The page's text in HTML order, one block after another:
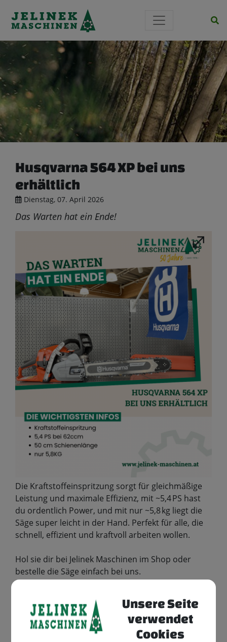
Husqvarna 564 XP bei uns
erhältlich
Dienstag, 07. April 2026
Das Warten hat ein Ende!
Die Kraftstoffeinspritzung sorgt für gleichmäßige
Leistung und maximale Effizienz, mit ~5,4 PS hast
du ordentlich Power, und mit nur ~5,8 kg liegt die
Säge super leicht in der Hand. Perfekt für alle, die
schnell, effizient und kraftvoll arbeiten wollen.
Hol sie dir bei Jelinek Maschinen im Shop oder
bestelle die Säge einfach bei uns.
Gewerbepark 1, 3332 Rosenau am Sonntagberg
verkauf@jelinek-maschinen.at
Teile den Artikel
Unsere Seite
verwendet
Cookies